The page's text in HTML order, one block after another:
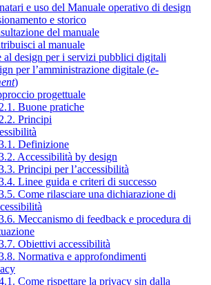
e uso del Manuale operativo di design
e storico
del manuale
al manuale
al design per i servizi pubblici digitali
per l’amministrazione digitale (e-
)
progettuale
Buone pratiche
Principi
Definizione
Accessibilità by design
Principi per l’accessibilità
Linee guida e criteri di successo
Come rilasciare una dichiarazione di
Meccanismo di feedback e procedura di
Obiettivi accessibilità
Normativa e approfondimenti
Come rispettare la privacy sin dalla